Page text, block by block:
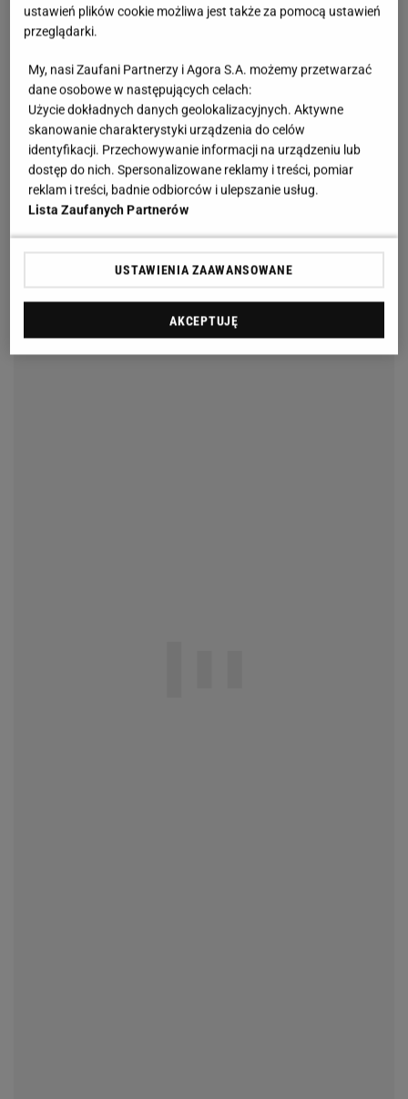
ustawień plików cookie możliwa jest także za pomocą ustawień
przeglądarki.
My, nasi Zaufani Partnerzy i Agora S.A. możemy przetwarzać
dane osobowe w następujących celach:
Użycie dokładnych danych geolokalizacyjnych. Aktywne
skanowanie charakterystyki urządzenia do celów
identyfikacji. Przechowywanie informacji na urządzeniu lub
dostęp do nich. Spersonalizowane reklamy i treści, pomiar
reklam i treści, badnie odbiorców i ulepszanie usług.
Lista Zaufanych Partnerów
USTAWIENIA ZAAWANSOWANE
AKCEPTUJĘ